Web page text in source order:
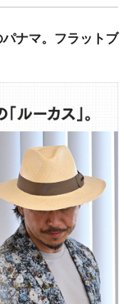
ナマ。フラットブ